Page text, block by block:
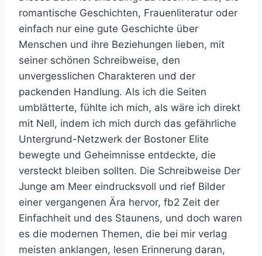
romantische Geschichten, Frauenliteratur oder
einfach nur eine gute Geschichte über
Menschen und ihre Beziehungen lieben, mit
seiner schönen Schreibweise, den
unvergesslichen Charakteren und der
packenden Handlung. Als ich die Seiten
umblätterte, fühlte ich mich, als wäre ich direkt
mit Nell, indem ich mich durch das gefährliche
Untergrund-Netzwerk der Bostoner Elite
bewegte und Geheimnisse entdeckte, die
versteckt bleiben sollten. Die Schreibweise Der
Junge am Meer eindrucksvoll und rief Bilder
einer vergangenen Ära hervor, fb2 Zeit der
Einfachheit und des Staunens, und doch waren
es die modernen Themen, die bei mir verlag
meisten anklangen, lesen Erinnerung daran,